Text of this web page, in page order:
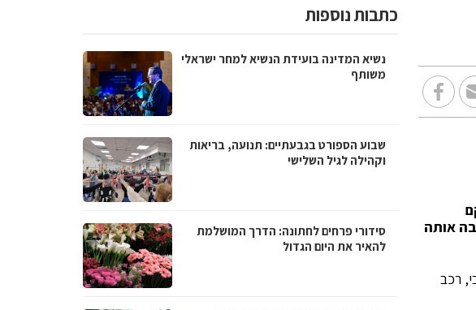
העצמאות 2017 תוקם
לחימה מטעם חטיבת השריון 188 (החטיבה אותה
רכב
כתבות נוספות
נשיא המדינה בועידת הנשיא למחר ישראלי
משותף
שבוע הספורט בגבעתיים: תנועה, בריאות
וקהילה לגיל השלישי
סידורי פרחים לחתונה: הדרך המושלמת
להאיר את היום הגדול